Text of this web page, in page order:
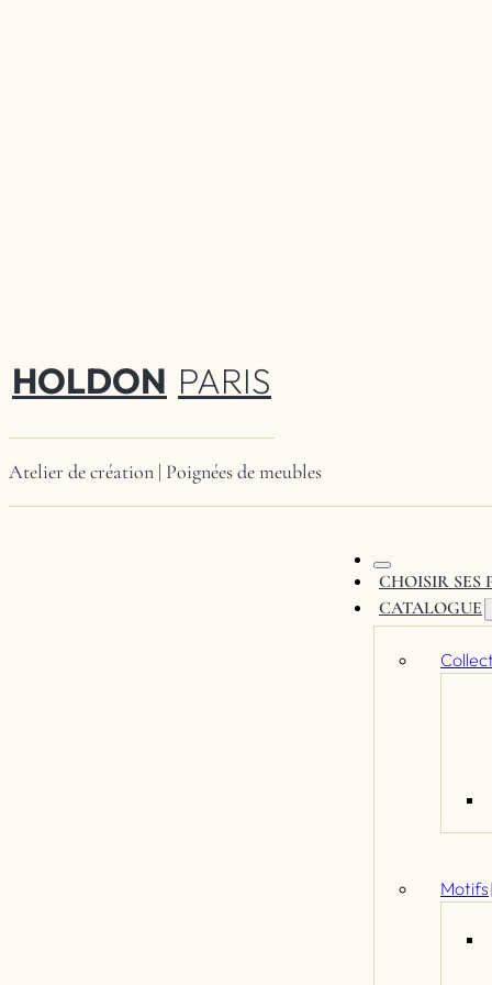
HOLDON PARIS
Atelier de création | Poignées de meubles
CHOISIR SES
CATALOGUE
Motifs